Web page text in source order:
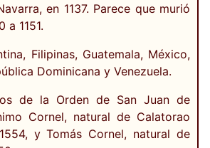
en 1137. Parece que murió
a 1151.
Filipinas, Guatemala, México,
Dominicana y Venezuela.
de la Orden de San Juan de
Cornel, natural de Calatorao
y Tomás Cornel, natural de